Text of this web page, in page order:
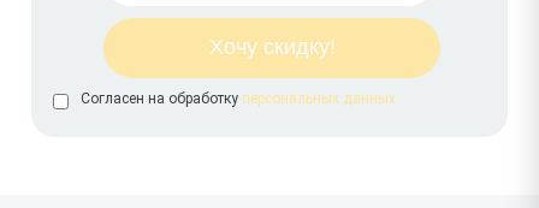
Согласен на обработку персональных данных